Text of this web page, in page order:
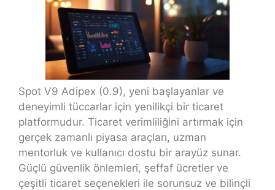
Spot V9 Adipex (0.9), yeni başlayanlar ve
deneyimli tüccarlar için yenilikçi bir ticaret
platformudur. Ticaret verimliliğini artırmak için
gerçek zamanlı piyasa araçları, uzman
mentorluk ve kullanıcı dostu bir arayüz sunar.
Güçlü güvenlik önlemleri, şeffaf ücretler ve
çeşitli ticaret seçenekleri ile sorunsuz ve bilinçli